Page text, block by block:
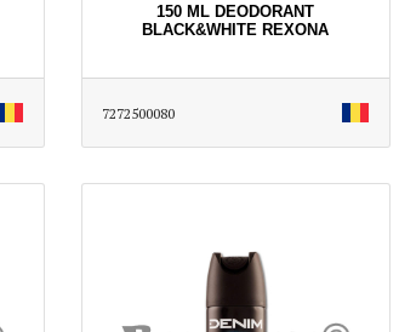
150 ML DEODORANT
BLACK&WHITE REXONA
7272500080